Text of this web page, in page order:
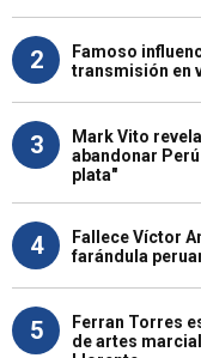
2
Famoso
transmisión en
3
Mark Vito
abandonar
plata"
4
Fallece Víctor
farándula
5
Ferran Torres
de artes